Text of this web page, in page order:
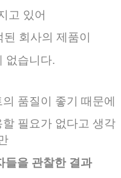
고 있어
된 회사의 제품이
없습니다.
품질이 좋기 때문에
할 필요가 없다고 생각
들을 관찰한 결과